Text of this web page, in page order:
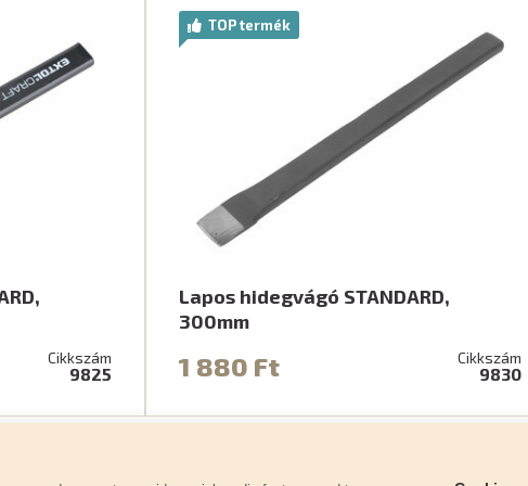
Cikkszám
9825
TOP termék
Lapos hidegvágó STANDARD,
300mm
1 880 Ft Cikkszám
9830
Panaszkezelési eljárás Jótállási feltételek